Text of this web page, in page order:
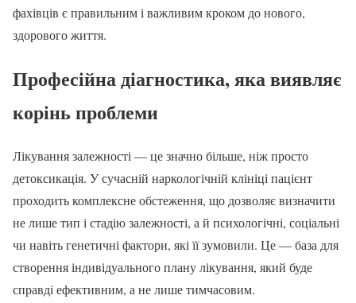
фахівців є правильним і важливим кроком до нового,
здорового життя.
Професійна діагностика, яка виявляє
корінь проблеми
Лікування залежності — це значно більше, ніж просто
детоксикація. У сучасній наркологічній клініці пацієнт
проходить комплексне обстеження, що дозволяє визначити
не лише тип і стадію залежності, а й психологічні, соціальні
чи навіть генетичні фактори, які її зумовили. Це — база для
створення індивідуального плану лікування, який буде
справді ефективним, а не лише тимчасовим.